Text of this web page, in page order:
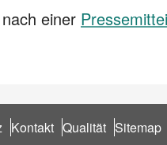
einer
Kontakt Qualität Sitemap